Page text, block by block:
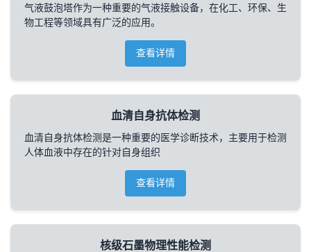
气液鼓泡塔作为一种重要的气液接触设备，在化工、环保、生
物工程等领域具有广泛的应用。
查看详情
血清自身抗体检测
血清自身抗体检测是一种重要的医学诊断技术，主要用于检测
人体血液中存在的针对自身组织
查看详情
核级石墨物理性能检测